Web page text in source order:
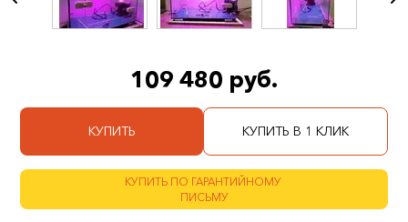
109 480 руб.
КУПИТЬ КУПИТЬ В 1 КЛИК
КУПИТЬ ПО ГАРАНТИЙНОМУ
ПИСЬМУ